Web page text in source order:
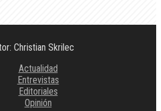
Christian Skrilec
Actualidad
Entrevistas
Editoriales
Opinión